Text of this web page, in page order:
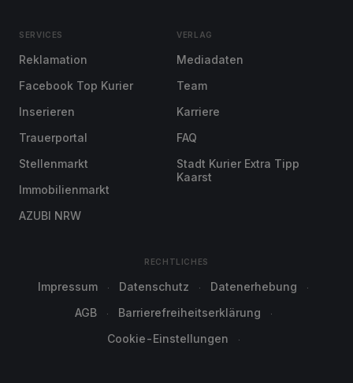
SERVICES
Reklamation
Facebook Top Kurier
Inserieren
Trauerportal
Stellenmarkt
Immobilienmarkt
AZUBI NRW
VERLAG
Mediadaten
Team
Karriere
FAQ
Stadt Kurier Extra Tipp
Kaarst
RECHTLICHES
Impressum Datenschutz
Datenerhebung
AGB
Barrierefreiheitserklärung
Cookie-Einstellungen